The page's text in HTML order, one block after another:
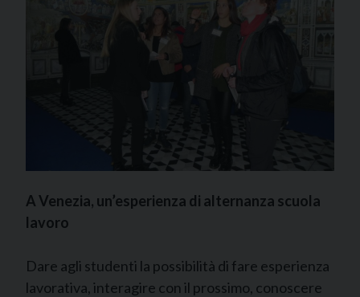
A Venezia, un’esperienza di alternanza scuola
lavoro
Dare agli studenti la possibilità di fare esperienza
lavorativa, interagire con il prossimo, conoscere